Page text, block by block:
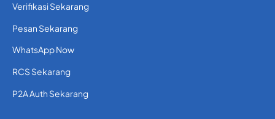
Verifikasi Sekarang
Pesan Sekarang
WhatsApp Now
RCS Sekarang
P2A Auth Sekarang